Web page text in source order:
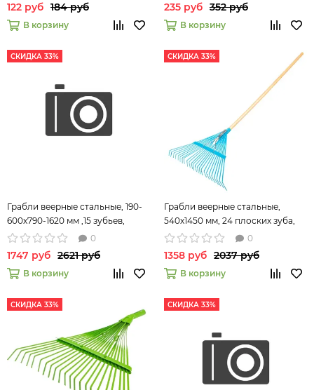
122 руб 184 руб
В корзину
235 руб 352 руб
В корзину
СКИДКА 33%
Грабли веерные стальные, 190-
600х790-1620 мм ,15 зубьев,
раздвижные,стальной черенок,
LUXE// Palisad
0
1747 руб 2621 руб
В корзину
СКИДКА 33%
Грабли веерные стальные,
540х1450 мм, 24 плоских зуба,
лакированный черенок, LUXE//
0
1358 руб 2037 руб
В корзину
СКИДКА 33% СКИДКА 33%